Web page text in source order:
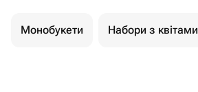
Монобукети Набори з квітами